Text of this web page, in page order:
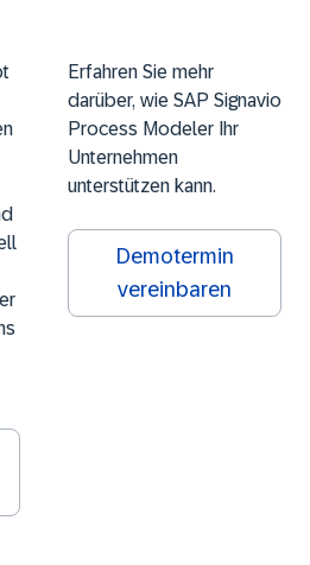
Erfahren Sie mehr
darüber, wie SAP Signavio
Process Modeler Ihr
Unternehmen
unterstützen kann.
Demotermin
vereinbaren